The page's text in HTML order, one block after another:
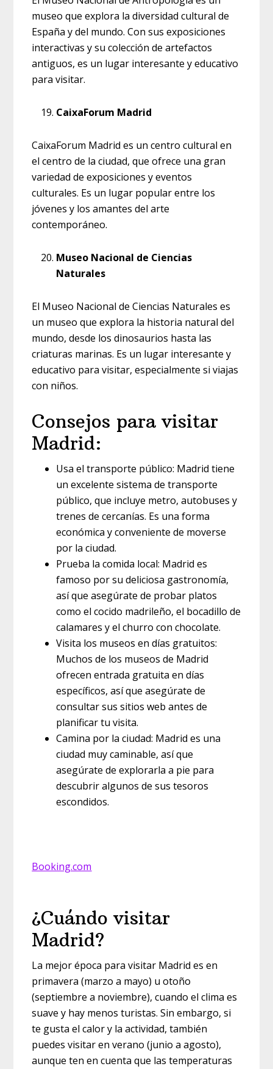
museo que explora la diversidad cultural de
España y del mundo. Con sus exposiciones
interactivas y su colección de artefactos
antiguos, es un lugar interesante y educativo
para visitar.
CaixaForum Madrid
CaixaForum Madrid es un centro cultural en
el centro de la ciudad, que ofrece una gran
variedad de exposiciones y eventos
culturales. Es un lugar popular entre los
jóvenes y los amantes del arte
contemporáneo.
Museo Nacional de Ciencias
Naturales
El Museo Nacional de Ciencias Naturales es
un museo que explora la historia natural del
mundo, desde los dinosaurios hasta las
criaturas marinas. Es un lugar interesante y
educativo para visitar, especialmente si viajas
con niños.
Consejos para visitar
Madrid:
Usa el transporte público: Madrid tiene
un excelente sistema de transporte
público, que incluye metro, autobuses y
trenes de cercanías. Es una forma
económica y conveniente de moverse
por la ciudad.
Prueba la comida local: Madrid es
famoso por su deliciosa gastronomía,
así que asegúrate de probar platos
como el cocido madrileño, el bocadillo de
calamares y el churro con chocolate.
Visita los museos en días gratuitos:
Muchos de los museos de Madrid
ofrecen entrada gratuita en días
específicos, así que asegúrate de
consultar sus sitios web antes de
planificar tu visita.
Camina por la ciudad: Madrid es una
ciudad muy caminable, así que
asegúrate de explorarla a pie para
descubrir algunos de sus tesoros
escondidos.
Booking.com
¿Cuándo visitar
Madrid?
La mejor época para visitar Madrid es en
primavera (marzo a mayo) u otoño
(septiembre a noviembre), cuando el clima es
suave y hay menos turistas. Sin embargo, si
te gusta el calor y la actividad, también
puedes visitar en verano (junio a agosto),
aunque ten en cuenta que las temperaturas